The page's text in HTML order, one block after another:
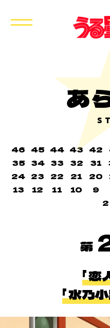
あ
46 45 44 43 42
35
34 33 32 31
24 23 22 21 20
13
12 11 10 9
2
恋
水乃